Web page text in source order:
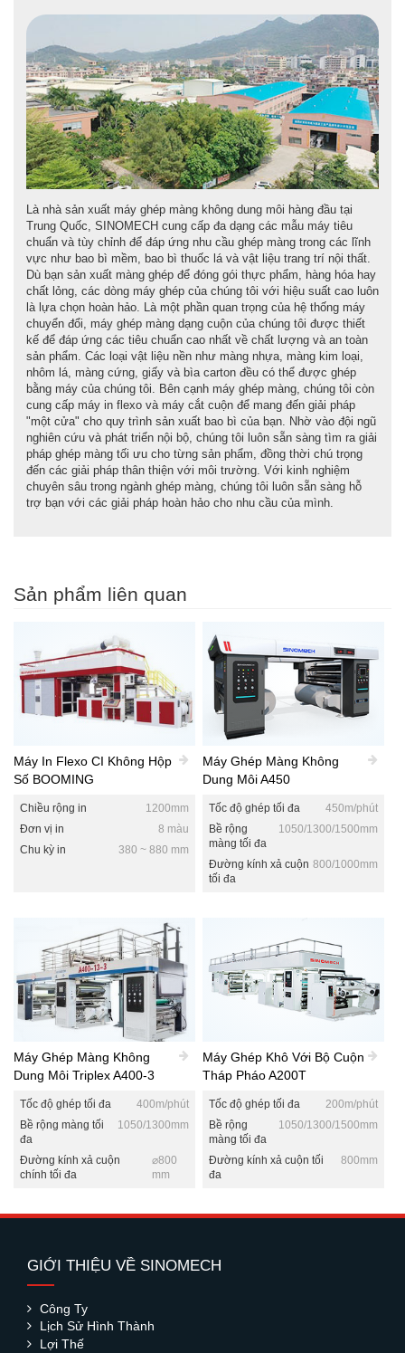
Là nhà sản xuất máy ghép màng không dung môi hàng đầu tại
Trung Quốc, SINOMECH cung cấp đa dạng các mẫu máy tiêu
chuẩn và tùy chỉnh để đáp ứng nhu cầu ghép màng trong các lĩnh
vực như bao bì mềm, bao bì thuốc lá và vật liệu trang trí nội thất.
Dù bạn sản xuất màng ghép để đóng gói thực phẩm, hàng hóa hay
chất lỏng, các dòng máy ghép của chúng tôi với hiệu suất cao luôn
là lựa chọn hoàn hảo. Là một phần quan trọng của hệ thống máy
chuyển đổi, máy ghép màng dạng cuộn của chúng tôi được thiết
kế để đáp ứng các tiêu chuẩn cao nhất về chất lượng và an toàn
sản phẩm. Các loại vật liệu nền như màng nhựa, màng kim loại,
nhôm lá, màng cứng, giấy và bìa carton đều có thể được ghép
bằng máy của chúng tôi. Bên cạnh máy ghép màng, chúng tôi còn
cung cấp máy in flexo và máy cắt cuộn để mang đến giải pháp
"một cửa" cho quy trình sản xuất bao bì của bạn. Nhờ vào đội ngũ
nghiên cứu và phát triển nội bộ, chúng tôi luôn sẵn sàng tìm ra giải
pháp ghép màng tối ưu cho từng sản phẩm, đồng thời chú trọng
đến các giải pháp thân thiện với môi trường. Với kinh nghiệm
chuyên sâu trong ngành ghép màng, chúng tôi luôn sẵn sàng hỗ
trợ bạn với các giải pháp hoàn hảo cho nhu cầu của mình.
Sản phẩm liên quan
Máy In Flexo CI Không Hộp
Số BOOMING
Chiều rộng in
1200mm
Đơn vị in
8 màu
Chu kỳ in
380 ~ 880 mm
Máy Ghép Màng Không
Dung Môi A450
Tốc độ ghép tối đa
450m/phút
Bề rộng
màng tối đa
1050/1300/1500mm
Đường kính xả cuộn
tối đa
800/1000mm
Máy Ghép Màng Không
Dung Môi Triplex A400-3
Tốc độ ghép tối đa
400m/phút
Bề rộng màng tối
đa
1050/1300mm
Đường kính xả cuộn
chính tối đa
⌀800
mm
Máy Ghép Khô Với Bộ Cuộn
Tháp Pháo A200T
Tốc độ ghép tối đa
200m/phút
Bề rộng
màng tối đa
1050/1300/1500mm
Đường kính xả cuộn tối
đa
800mm
GIỚI THIỆU VỀ SINOMECH
Công Ty
Lịch Sử Hình Thành
Lợi Thế